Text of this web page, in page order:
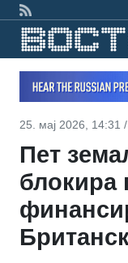
25. мај 2026, 14:31 /
Пет
блокира